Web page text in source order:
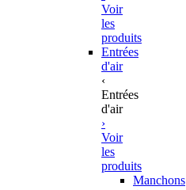
Voir
les
produits
Entrées
d'air
‹
Entrées
d'air
›
Voir
les
produits
Manchons